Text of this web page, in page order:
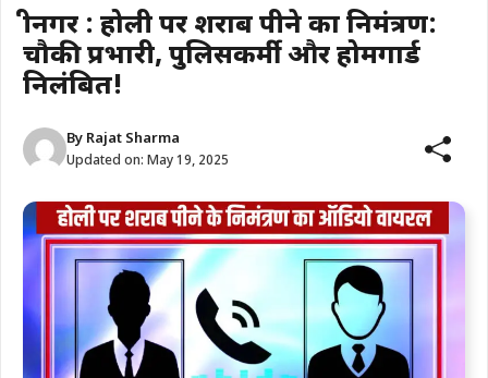
श्रीनगर : होली पर शराब पीने का निमंत्रण:
चौकी प्रभारी, पुलिसकर्मी और होमगार्ड
निलंबित!
By Rajat Sharma
Updated on: May 19, 2025